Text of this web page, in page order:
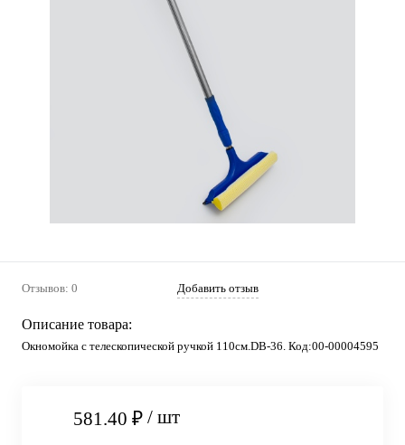
Отзывов: 0 Добавить отзыв
Описание товара:
Окномойка с телескопической ручкой 110см.DB-36. Код:00-00004595
581.40 ₽ / шт